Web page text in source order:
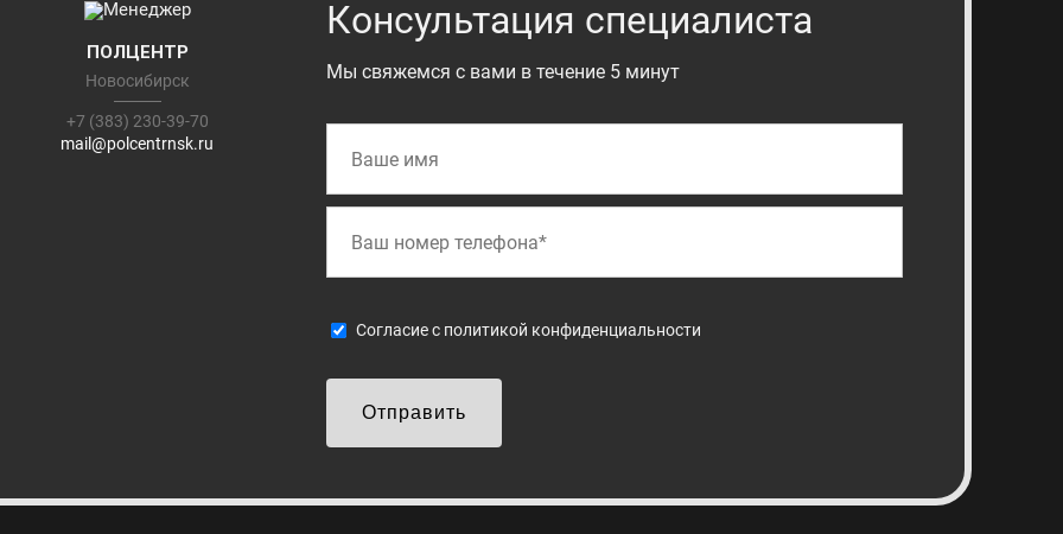
ПОЛЦЕНТР
Новосибирск
+7 (383) 230-39-70
mail@polcentrnsk.ru
Консультация специалиста
Мы свяжемся с вами в течение 5 минут
Cогласие с политикой конфиденциальности
Отправить